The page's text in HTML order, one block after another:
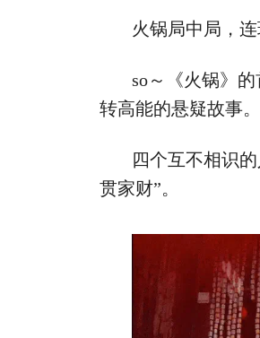
火锅局中局，
so～《火锅》
转高能的悬疑故事
四个互不相识
贯家财”。